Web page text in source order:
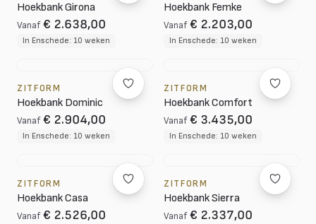
Hoekbank Girona
Vanaf € 2.638,00
In Enschede: 10 weken
Hoekbank Femke
Vanaf € 2.203,00
In Enschede: 10 weken
ZITFORM
Hoekbank Dominic
Vanaf € 2.904,00
In Enschede: 10 weken
ZITFORM
Hoekbank Comfort
Vanaf € 3.435,00
In Enschede: 10 weken
ZITFORM
Hoekbank Casa
Vanaf € 2.526,00
ZITFORM
Hoekbank Sierra
Vanaf € 2.337,00